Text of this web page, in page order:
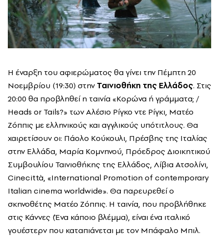
H έναρξη του αφιερώματος θα γίνει την Πέμπτη 20
Νοεμβρίου (19:30) στην Ταινιοθήκη της Ελλάδος. Στις
20:00 θα προβληθεί η ταινία «Κορώνα ή γράμματα; /
Heads or Tails?» των Αλέσιο Ρίγκο ντε Ρίγκι, Ματέο
Ζόππις με ελληνικούς και αγγλικούς υπότιτλους. Θα
χαιρετίσουν οι: Πάολο Κούκουλι, Πρέσβης της Ιταλίας
στην Ελλάδα, Μαρία Κομνηνού, Πρόεδρος Διοικητικού
Συμβουλίου Ταινιοθήκης της Ελλάδος, Λίβια Ατσολίνι,
Cinecittà, «International Promotion of contemporary
Italian cinema worldwide». Θα παρευρεθεί ο
σκηνοθέτης Ματέο Ζόππις. H ταινία, που προβλήθηκε
στις Κάννες (Ένα κάποιο βλέμμα), είναι ένα ιταλικό
γουέστερν που καταπιάνεται με τον Μπάφαλο Μπιλ.